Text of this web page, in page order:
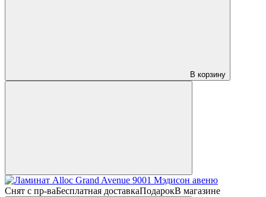
В корзину
Снят с пр-ваБесплатная доставкаПодарокВ магазине